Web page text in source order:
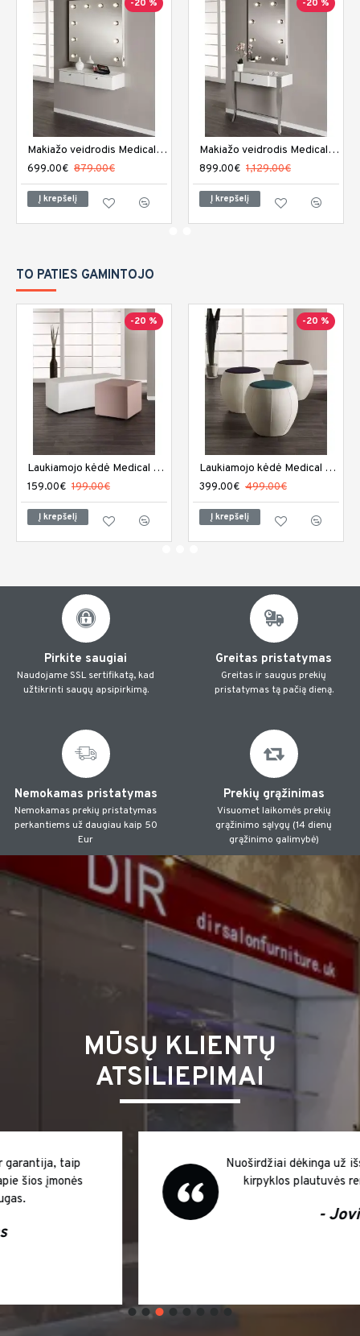
-20 %
Makiažo veidrodis Medical and Beauty Celebrity
699.00€ 879.00€
Į krepšelį
-20 %
Makiažo veidrodis Medical and Beauty Elegance
899.00€ 1,129.00€
Į krepšelį
TO PATIES GAMINTOJO
-20 %
Laukiamojo kėdė Medical and Beauty Miami
159.00€ 199.00€
Į krepšelį
-20 %
Laukiamojo kėdė Medical and Beauty Rumba
399.00€ 499.00€
Į krepšelį
Pirkite saugiai
Naudojame SSL sertifikatą, kad
užtikrinti saugų apsipirkimą.
Greitas pristatymas
Greitas ir saugus prekių
pristatymas tą pačią dieną.
Nemokamas pristatymas
Nemokamas prekių pristatymas
perkantiems už daugiau kaip 50
Eur
Prekių grąžinimas
Visuomet laikomės prekių
grąžinimo sąlygų (14 dienų
grąžinimo galimybė)
MŪSŲ KLIENTŲ
ATSILIEPIMAI
Nuoširdžiai dėkinga už išsamias konsultacijas
kirpyklos plautuvės remonto klausimais
- Jovita